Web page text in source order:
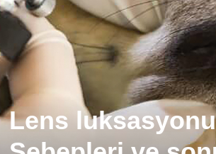
Lens